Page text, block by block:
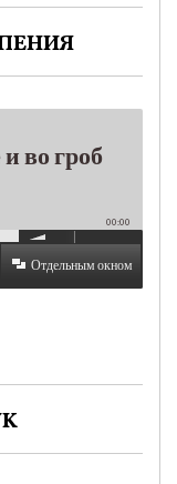
во гроб
00:00
Отдельным окном